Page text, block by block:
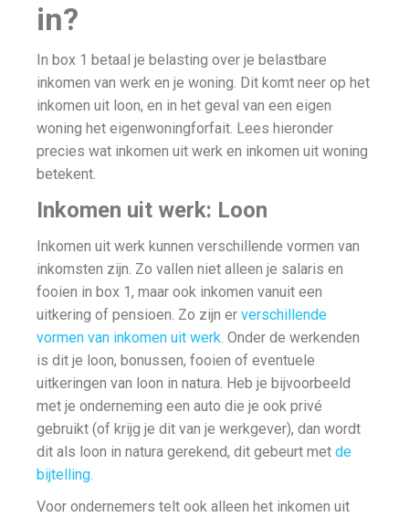
in?
In box 1 betaal je belasting over je belastbare
inkomen van werk en je woning. Dit komt neer op het
inkomen uit loon, en in het geval van een eigen
woning het eigenwoningforfait. Lees hieronder
precies wat inkomen uit werk en inkomen uit woning
betekent.
Inkomen uit werk: Loon
Inkomen uit werk kunnen verschillende vormen van
inkomsten zijn. Zo vallen niet alleen je salaris en
fooien in box 1, maar ook inkomen vanuit een
uitkering of pensioen. Zo zijn er verschillende
vormen van inkomen uit werk. Onder de werkenden
is dit je loon, bonussen, fooien of eventuele
uitkeringen van loon in natura. Heb je bijvoorbeeld
met je onderneming een auto die je ook privé
gebruikt (of krijg je dit van je werkgever), dan wordt
dit als loon in natura gerekend, dit gebeurt met de
bijtelling.
Voor ondernemers telt ook alleen het inkomen uit